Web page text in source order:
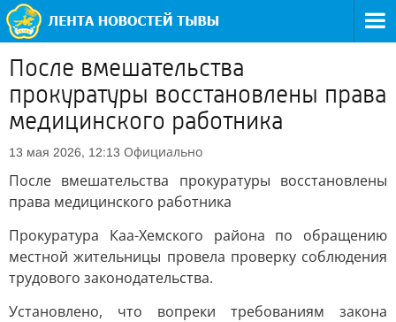
После вмешательства
прокуратуры восстановлены права
медицинского работника
13 мая 2026, 12:13 Официально
После вмешательства прокуратуры восстановлены
права медицинского работника
Прокуратура Каа-Хемского района по обращению
местной жительницы провела проверку соблюдения
трудового законодательства.
Установлено, что вопреки требованиям закона